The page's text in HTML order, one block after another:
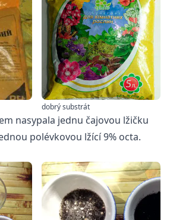
dobrý substrát
nasypala jednu čajovou lžičku
polévkovou lžící 9% octa.